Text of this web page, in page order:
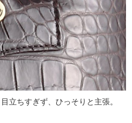
立ちすぎず、ひっそりと主張。